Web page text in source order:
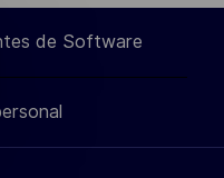
por
correo
electrónico
de Software